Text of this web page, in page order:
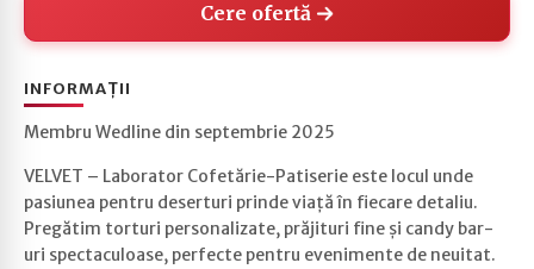
Cere ofertă
INFORMAȚII
Membru Wedline din septembrie 2025
VELVET – Laborator Cofetărie-Patiserie este locul unde
pasiunea pentru deserturi prinde viață în fiecare detaliu.
Pregătim torturi personalizate, prăjituri fine și candy bar-
uri spectaculoase, perfecte pentru evenimente de neuitat.